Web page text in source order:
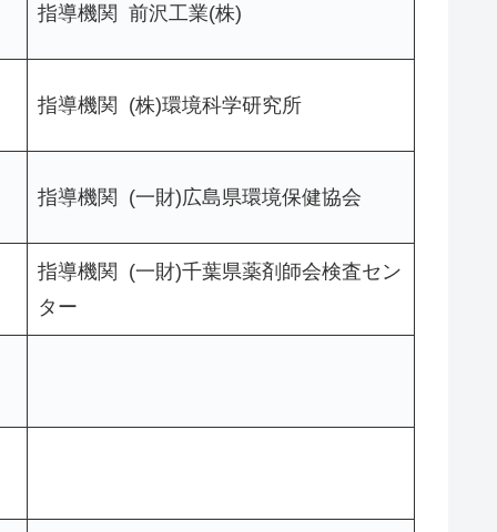
指導機関 前沢工業(株)
指導機関 (株)環境科学研究所
指導機関 (一財)広島県環境保健協会
指導機関 (一財)千葉県薬剤師会検査セン
ター